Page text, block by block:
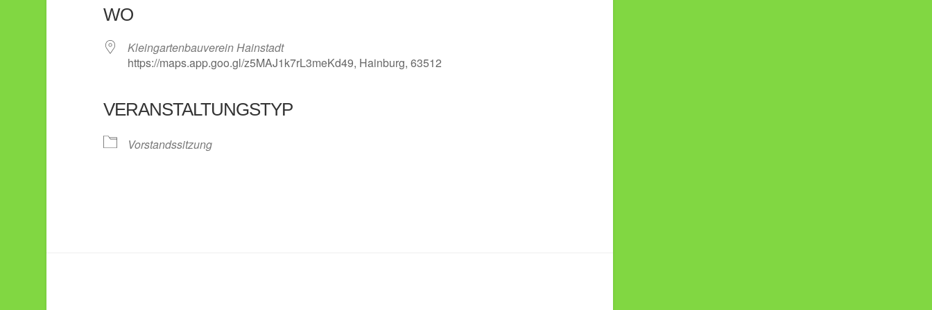
WO
Kleingartenbauverein Hainstadt
https://maps.app.goo.gl/z5MAJ1k7rL3meKd49, Hainburg, 63512
VERANSTALTUNGSTYP
Vorstandssitzung